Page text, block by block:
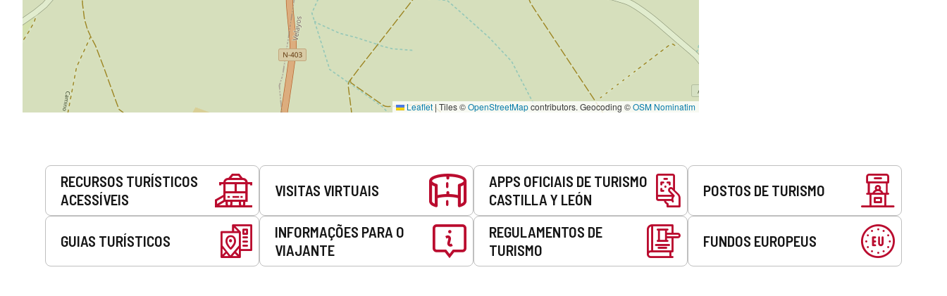
Leaflet|Tiles ©OpenStreetMapcontributors. Geocoding ©OSM Nominatim
Serviços
RECURSOS TURÍSTICOS
ACESSÍVEIS
VISITAS VIRTUAIS
APPS OFICIAIS DE TURISMO
CASTILLA Y LEÓN
POSTOS DE TURISMO
GUIAS TURÍSTICOS
INFORMAÇÕES PARA O
VIAJANTE
REGULAMENTOS DE
TURISMO
FUNDOS EUROPEUS